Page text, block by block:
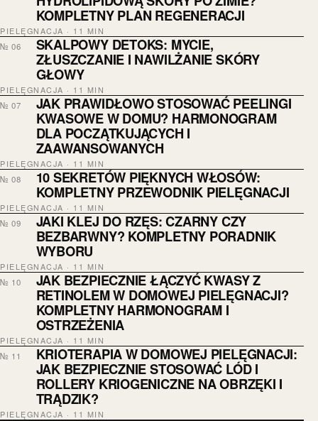
KOMPLETNY PLAN REGENERACJI
PIELĘGNACJA · 11 MIN
№ 06 SKALPOWY DETOKS: MYCIE,
ZŁUSZCZANIE I NAWILŻANIE SKÓRY
GŁOWY
PIELĘGNACJA · 11 MIN
№ 07 JAK PRAWIDŁOWO STOSOWAĆ PEELINGI
KWASOWE W DOMU? HARMONOGRAM
DLA POCZĄTKUJĄCYCH I
ZAAWANSOWANYCH
PIELĘGNACJA · 11 MIN
№ 08 10 SEKRETÓW PIĘKNYCH WŁOSÓW:
KOMPLETNY PRZEWODNIK PIELĘGNACJI
PIELĘGNACJA · 11 MIN
№ 09 JAKI KLEJ DO RZĘS: CZARNY CZY
BEZBARWNY? KOMPLETNY PORADNIK
WYBORU
PIELĘGNACJA · 11 MIN
№ 10 JAK BEZPIECZNIE ŁĄCZYĆ KWASY Z
RETINOLEM W DOMOWEJ PIELĘGNACJI?
KOMPLETNY HARMONOGRAM I
OSTRZEŻENIA
PIELĘGNACJA · 11 MIN
№ 11 KRIOTERAPIA W DOMOWEJ PIELĘGNACJI:
JAK BEZPIECZNIE STOSOWAĆ LÓD I
ROLLERY KRIOGENICZNE NA OBRZĘKI I
TRĄDZIK?
PIELĘGNACJA · 11 MIN